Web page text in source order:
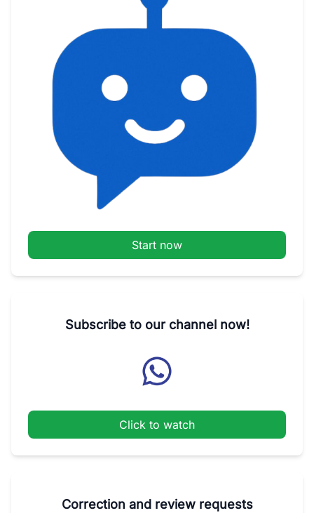
Start now
Subscribe to our channel now!
Click to watch
Correction and review requests